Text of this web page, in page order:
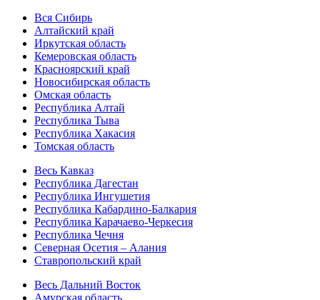
Вся Сибирь
Алтайский край
Иркутская область
Кемеровская область
Красноярский край
Новосибирская область
Омская область
Республика Алтай
Республика Тыва
Республика Хакасия
Томская область
Весь Кавказ
Республика Дагестан
Республика Ингушетия
Республика Кабардино-Балкария
Республика Карачаево-Черкесия
Республика Чечня
Северная Осетия – Алания
Ставропольский край
Весь Дальний Восток
Амурская область